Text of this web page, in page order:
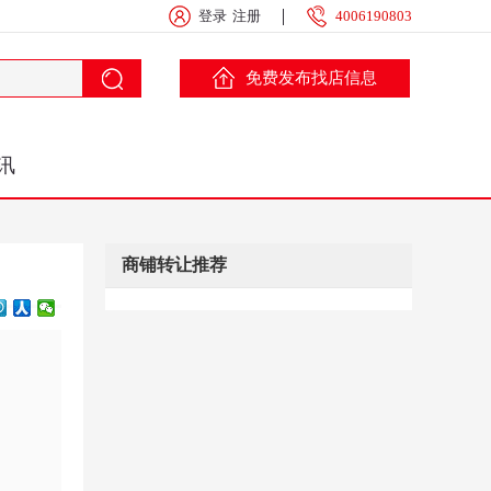
登录 注册 4006190803
免费发布找店信息
商铺转让推荐